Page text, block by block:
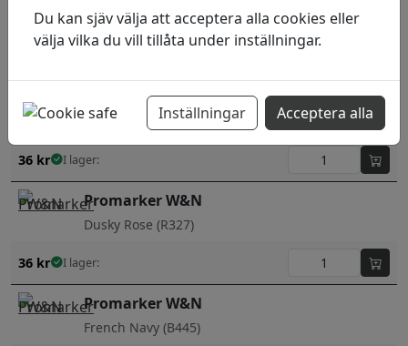
Orchid (V528)
Promarker W&N
Denim Blue (C917)
36 kr I lager:
Promarker W&N
Dusky Rose (R327)
36 kr I lager:
Promarker W&N
French Navy (B445)
Du kan sjäv välja att acceptera alla cookies eller
välja vilka du vill tillåta under inställningar.
Inställningar Acceptera alla